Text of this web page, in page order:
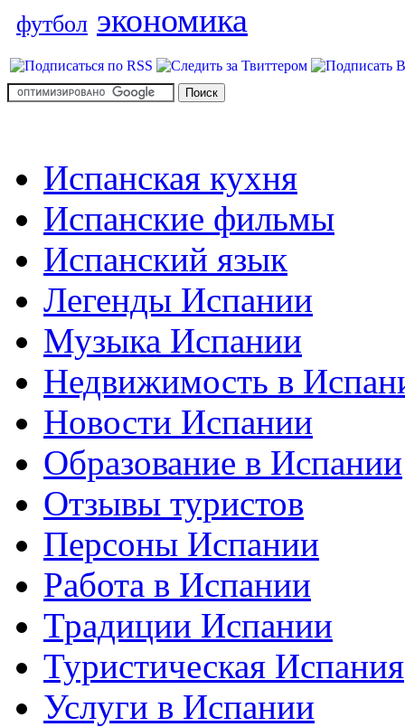
футбол экономика
Испанская кухня
Испанские фильмы
Испанский язык
Легенды Испании
Музыка Испании
Недвижимость в
Новости Испании
Образование в Испании
Отзывы туристов
Персоны Испании
Работа в Испании
Традиции Испании
Туристическая Испания
Услуги в Испании